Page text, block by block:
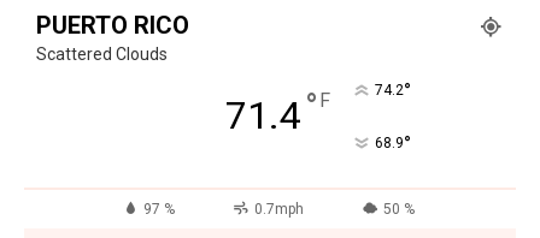
PUERTO RICO
Scattered Clouds
71.4° F 74.2°
68.9°
97 % 0.7mph 50 %